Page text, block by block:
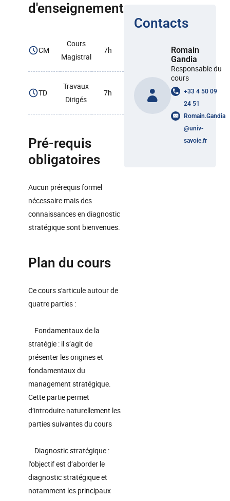
d'enseignement
CM
Cours
Magistral
7h
TD
Travaux
Dirigés
7h
Pré-requis
obligatoires
Aucun prérequis formel
nécessaire mais des
connaissances en diagnostic
stratégique sont bienvenues.
Plan du cours
Ce cours s'articule autour de
quatre parties :
Fondamentaux de la
stratégie : il s’agit de
présenter les origines et
fondamentaux du
management stratégique.
Cette partie permet
d’introduire naturellement les
parties suivantes du cours
Diagnostic stratégique :
l’objectif est d’aborder le
diagnostic stratégique et
notamment les principaux
Contacts
Romain
Gandia
Responsable du
cours
+33 4 50 09
24 51
Romain.Gandia
@univ-
savoie.fr